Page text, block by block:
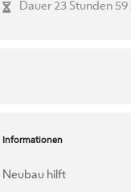
Dauer 23 Stunden
Informationen
Neubau hilft